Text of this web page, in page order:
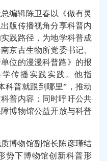
编辑陈卫春以《做有灵
版传播视角分享科普内
践路径，为地学科普成
南京古生物所党委书记、
位的漫漫科普路》的报
传播实践 实践 。他指
科普就跟到哪里”，推动
普内容 ； 同时呼吁公共
博物馆公益开放与科普
博物馆副馆长陈彦瑾结
势下博物馆创新科普形